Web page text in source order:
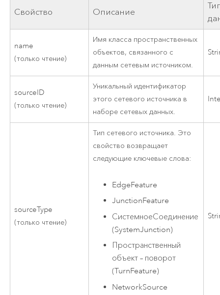
Свойство Описание
name
(только чтение)
Имя класса пространственных
объектов, связанного с
данным сетевым источником.
sourceID
(только чтение)
Уникальный идентификатор
этого сетевого источника в
наборе сетевых данных.
sourceType
(только чтение)
Тип сетевого источника. Это
свойство возвращает
следующие ключевые слова:
EdgeFeature
JunctionFeature
СистемноеСоединение
(SystemJunction)
Пространственный
объект – поворот
(TurnFeature)
NetworkSource